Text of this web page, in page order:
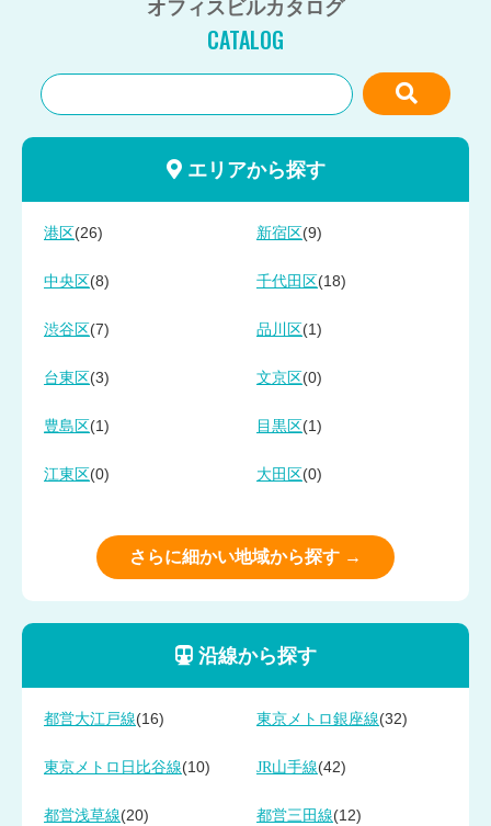
オフィスビルカタログ
CATALOG
エリアから探す
港区 (26) 新宿区 (9)
中央区 (8) 千代田区 (18)
渋谷区 (7) 品川区 (1)
台東区 (3) 文京区 (0)
豊島区 (1) 目黒区 (1)
江東区 (0) 大田区 (0)
さらに細かい地域から探す →
沿線から探す
都営大江戸線(16) 東京メトロ銀座線(32)
東京メトロ日比谷線(10) JR山手線(42)
都営浅草線(20) 都営三田線(12)